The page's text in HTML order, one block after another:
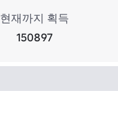
현재까지 획득
150897